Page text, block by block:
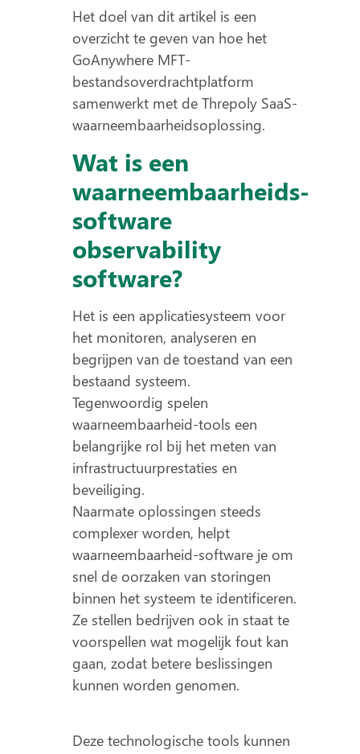
Het doel van dit artikel is een
overzicht te geven van hoe het
GoAnywhere MFT-
bestandsoverdrachtplatform
samenwerkt met de Threpoly SaaS-
waarneembaarheidsoplossing.
Wat is een
waarneembaarheids-
software
observability
software?
Het is een applicatiesysteem voor
het monitoren, analyseren en
begrijpen van de toestand van een
bestaand systeem.
Tegenwoordig spelen
waarneembaarheid-tools een
belangrijke rol bij het meten van
infrastructuurprestaties en
beveiliging.
Naarmate oplossingen steeds
complexer worden, helpt
waarneembaarheid-software je om
snel de oorzaken van storingen
binnen het systeem te identificeren.
Ze stellen bedrijven ook in staat te
voorspellen wat mogelijk fout kan
gaan, zodat betere beslissingen
kunnen worden genomen.
Deze technologische tools kunnen